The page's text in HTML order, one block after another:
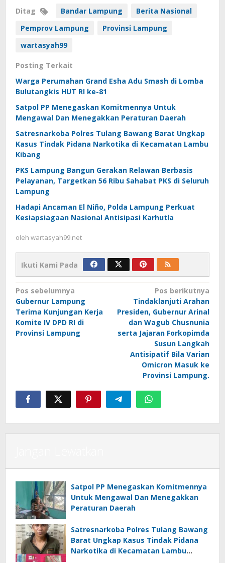
Ditag Bandar Lampung
Berita Nasional
Pemprov Lampung
Provinsi Lampung
wartasyah99
Posting Terkait
Warga Perumahan Grand Esha Adu Smash di Lomba
Bulutangkis HUT RI ke-81
Satpol PP Menegaskan Komitmennya Untuk
Mengawal Dan Menegakkan Peraturan Daerah
Satresnarkoba Polres Tulang Bawang Barat Ungkap
Kasus Tindak Pidana Narkotika di Kecamatan Lambu
Kibang
PKS Lampung Bangun Gerakan Relawan Berbasis
Pelayanan, Targetkan 56 Ribu Sahabat PKS di Seluruh
Lampung
Hadapi Ancaman El Niño, Polda Lampung Perkuat
Kesiapsiagaan Nasional Antisipasi Karhutla
oleh wartasyah99.net
Ikuti Kami Pada
Navigasi
pos
Pos sebelumnya
Gubernur Lampung
Terima Kunjungan Kerja
Komite IV DPD RI di
Provinsi Lampung
Pos berikutnya
Tindaklanjuti Arahan
Presiden, Gubernur Arinal
dan Wagub Chusnunia
serta Jajaran Forkopimda
Susun Langkah
Antisipatif Bila Varian
Omicron Masuk ke
Provinsi Lampung.
Satpol PP Menegaskan Komitmennya
Untuk Mengawal Dan Menegakkan
Peraturan Daerah
Satresnarkoba Polres Tulang Bawang
Barat Ungkap Kasus Tindak Pidana
Narkotika di Kecamatan Lambu